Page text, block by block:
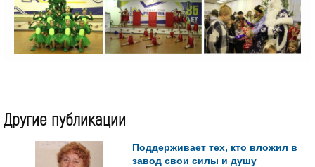
Другие публикации
Поддерживает тех, кто вложил в
завод свои силы и душу